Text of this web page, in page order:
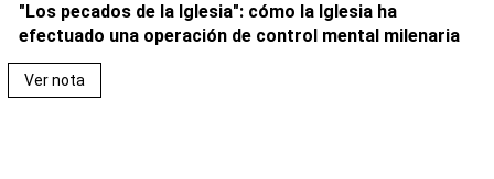
"Los pecados de la Iglesia": cómo la Iglesia ha
efectuado una operación de control mental milenaria
Ver nota